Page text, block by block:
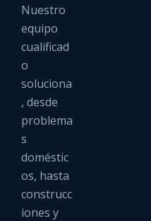
Nuestro
equipo
cualificad
o
soluciona
, desde
problema
s
doméstic
os, hasta
construcc
iones y